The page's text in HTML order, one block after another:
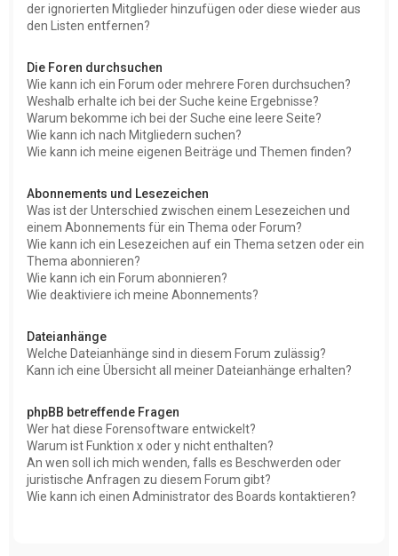
der ignorierten Mitglieder hinzufügen oder diese wieder aus
den Listen entfernen?
Die Foren durchsuchen
Wie kann ich ein Forum oder mehrere Foren durchsuchen?
Weshalb erhalte ich bei der Suche keine Ergebnisse?
Warum bekomme ich bei der Suche eine leere Seite?
Wie kann ich nach Mitgliedern suchen?
Wie kann ich meine eigenen Beiträge und Themen finden?
Abonnements und Lesezeichen
Was ist der Unterschied zwischen einem Lesezeichen und
einem Abonnements für ein Thema oder Forum?
Wie kann ich ein Lesezeichen auf ein Thema setzen oder ein
Thema abonnieren?
Wie kann ich ein Forum abonnieren?
Wie deaktiviere ich meine Abonnements?
Dateianhänge
Welche Dateianhänge sind in diesem Forum zulässig?
Kann ich eine Übersicht all meiner Dateianhänge erhalten?
phpBB betreffende Fragen
Wer hat diese Forensoftware entwickelt?
Warum ist Funktion x oder y nicht enthalten?
An wen soll ich mich wenden, falls es Beschwerden oder
juristische Anfragen zu diesem Forum gibt?
Wie kann ich einen Administrator des Boards kontaktieren?